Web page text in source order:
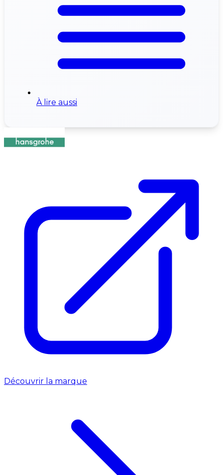
À lire aussi
Découvrir la marque